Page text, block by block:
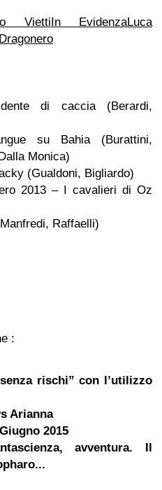
ViettiIn EvidenzaLuca
Dragonero
di caccia (Berardi,
su Bahia (Burattini,
Monica)
(Gualdoni, Bigliardo)
2013 – I cavalieri di Oz
Raffaelli)
:
rischi” con l’utilizzo
Arianna
2015
avventura. Il